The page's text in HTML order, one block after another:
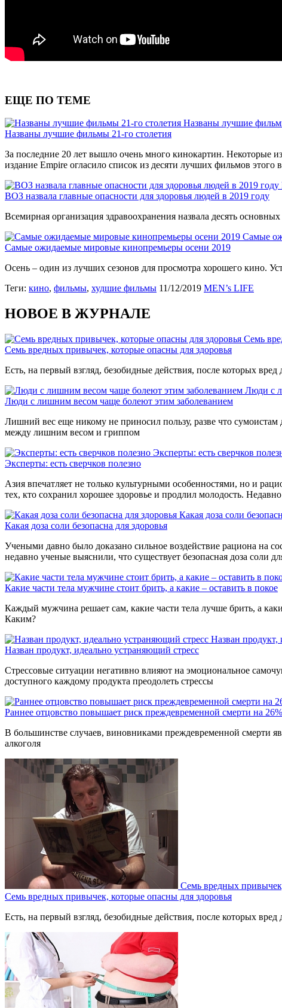
ЕЩЕ ПО ТЕМЕ
Названы лучшие
Названы лучшие фильмы 21-го столетия
За последние 20 лет вышло очень много кинокартин. Некоторые
издание Empire огласило список из десяти лучших фильмов этого
ВОЗ назвала главные опасности для здоровья людей в 2019 году
Всемирная организация здравоохранения назвала десять
Самые
Самые ожидаемые мировые кинопремьеры осени 2019
Осень – один из лучших сезонов для просмотра хорошего кино.
Теги: кино, фильмы, худшие фильмы 11/12/2019 MEN’s LIFE
НОВОЕ В ЖУРНАЛЕ
Семь
Семь вредных привычек, которые опасны для здоровья
Есть, на первый взгляд, безобидные действия, после которых вред
Люди с
Люди с лишним весом чаще болеют этим заболеванием
Лишний вес еще никому не приносил пользу, разве что сумоистам
между лишним весом и гриппом
Эксперты: есть сверчков
Эксперты: есть сверчков полезно
Азия впечатляет не только культурными особенностями, но и
тех, кто сохранил хорошее здоровье и продлил молодость.
Какая доза соли
Какая доза соли безопасна для здоровья
Учеными давно было доказано сильное воздействие рациона на
недавно ученые выяснили, что существует безопасная доза соли
Какие части тела мужчине стоит брить, а какие – оставить в покое
Каждый мужчина решает сам, какие части тела лучше брить, а
Каким?
Назван продукт,
Назван продукт, идеально устраняющий стресс
Стрессовые ситуации негативно влияют на эмоциональное
доступного каждому продукта преодолеть стрессы
Раннее отцовство повышает риск преждевременной смерти на 26%
В большинстве случаев, виновниками преждевременной смерти
алкоголя
Семь вредных
Семь вредных привычек, которые опасны для здоровья
Есть, на первый взгляд, безобидные действия, после которых вред